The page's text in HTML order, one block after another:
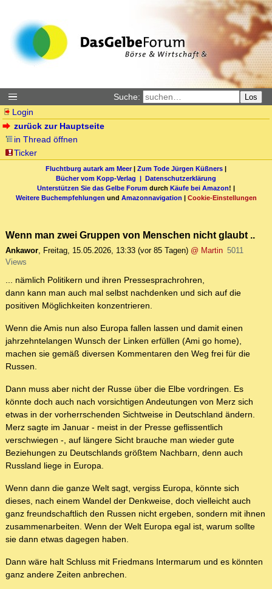
Suche: Los
Login
zurück zur Hauptseite
in Thread öffnen
Ticker
Fluchtburg autark am Meer| Zum Tode Jürgen Küßners |
Bücher vom Kopp-Verlag | Datenschutzerklärung
Unterstützen Sie das Gelbe Forum durch Käufe bei Amazon! |
Weitere Buchempfehlungen und Amazonnavigation | Cookie-Einstellungen
Wenn man zwei Gruppen von Menschen nicht glaubt ..
Ankawor, Freitag, 15.05.2026, 13:33 (vor 85 Tagen) @ Martin 5011
Views
... nämlich Politikern und ihren Pressesprachrohren,
dann kann man auch mal selbst nachdenken und sich auf die
positiven Möglichkeiten konzentrieren.
Wenn die Amis nun also Europa fallen lassen und damit einen
jahrzehntelangen Wunsch der Linken erfüllen (Ami go home),
machen sie gemäß diversen Kommentaren den Weg frei für die
Russen.
Dann muss aber nicht der Russe über die Elbe vordringen. Es
könnte doch auch nach vorsichtigen Andeutungen von Merz sich
etwas in der vorherrschenden Sichtweise in Deutschland ändern.
Merz sagte im Januar - meist in der Presse geflissentlich
verschwiegen -, auf längere Sicht brauche man wieder gute
Beziehungen zu Deutschlands größtem Nachbarn, denn auch
Russland liege in Europa.
Wenn dann die ganze Welt sagt, vergiss Europa, könnte sich
dieses, nach einem Wandel der Denkweise, doch vielleicht auch
ganz freundschaftlich den Russen nicht ergeben, sondern mit ihnen
zusammenarbeiten. Wenn der Welt Europa egal ist, warum sollte
sie dann etwas dagegen haben.
Dann wäre halt Schluss mit Friedmans Intermarum und es könnten
ganz andere Zeiten anbrechen.